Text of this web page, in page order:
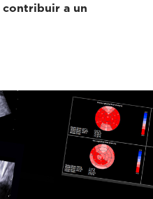
contribuir a un